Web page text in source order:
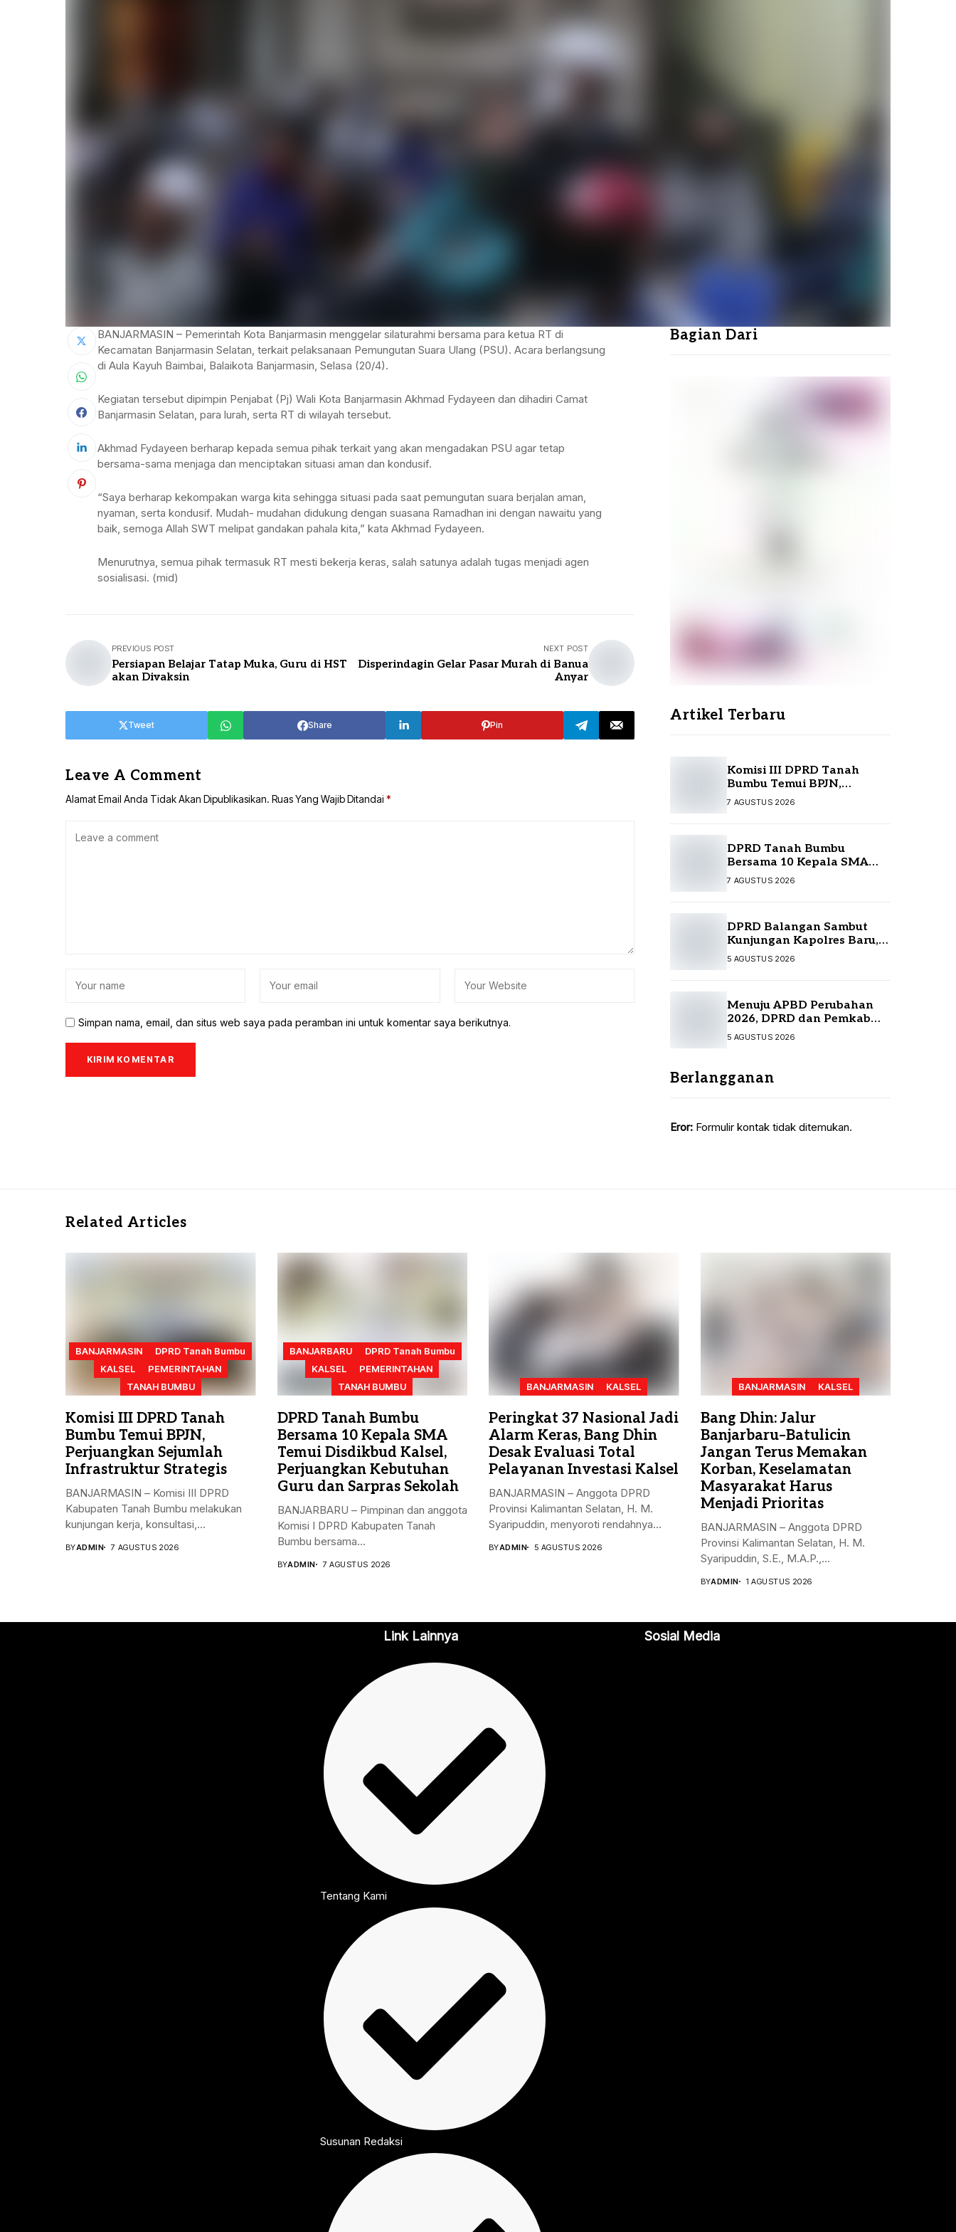
BANJARMASIN – Pemerintah Kota Banjarmasin menggelar silaturahmi bersama para ketua RT di
Kecamatan Banjarmasin Selatan, terkait pelaksanaan Pemungutan Suara Ulang (PSU). Acara berlangsung
di Aula Kayuh Baimbai, Balaikota Banjarmasin, Selasa (20/4).
Kegiatan tersebut dipimpin Penjabat (Pj) Wali Kota Banjarmasin Akhmad Fydayeen dan dihadiri Camat
Banjarmasin Selatan, para lurah, serta RT di wilayah tersebut.
Akhmad Fydayeen berharap kepada semua pihak terkait yang akan mengadakan PSU agar tetap
bersama-sama menjaga dan menciptakan situasi aman dan kondusif.
“Saya berharap kekompakan warga kita sehingga situasi pada saat pemungutan suara berjalan aman,
nyaman, serta kondusif. Mudah- mudahan didukung dengan suasana Ramadhan ini dengan nawaitu yang
baik, semoga Allah SWT melipat gandakan pahala kita,” kata Akhmad Fydayeen.
Menurutnya, semua pihak termasuk RT mesti bekerja keras, salah satunya adalah tugas menjadi agen
sosialisasi. (mid)
PREVIOUS POST
Persiapan Belajar Tatap Muka, Guru di HST
akan Divaksin
NEXT POST
Disperindagin Gelar Pasar Murah di Banua
Anyar
Share
Tweet Pin
Leave A Comment
Alamat Email Anda Tidak Akan Dipublikasikan. Ruas Yang Wajib Ditandai *
Simpan nama, email, dan situs web saya pada peramban ini untuk komentar saya berikutnya.
Bagian Dari
Artikel Terbaru
Komisi III DPRD Tanah
Bumbu Temui BPJN,
Perjuangkan Sejumlah
7 AGUSTUS 2026
DPRD Tanah Bumbu
Bersama 10 Kepala SMA
Temui Disdikbud Kalsel,
7 AGUSTUS 2026
DPRD Balangan Sambut
Kunjungan Kapolres Baru,
Perkuat Sinergi
5 AGUSTUS 2026
Menuju APBD Perubahan
2026, DPRD dan Pemkab
Tanah Bumbu Resmi
5 AGUSTUS 2026
Berlangganan
Eror: Formulir kontak tidak ditemukan.
Related Articles
BANJARMASIN
DPRD Tanah Bumbu
KALSEL
PEMERINTAHAN
TANAH BUMBU
Komisi III DPRD Tanah
Bumbu Temui BPJN,
Perjuangkan Sejumlah
Infrastruktur Strategis
BANJARMASIN – Komisi III DPRD
Kabupaten Tanah Bumbu melakukan
kunjungan kerja, konsultasi,...
BYADMIN 7 AGUSTUS 2026
BANJARBARU
DPRD Tanah Bumbu
KALSEL
PEMERINTAHAN
TANAH BUMBU
DPRD Tanah Bumbu
Bersama 10 Kepala SMA
Temui Disdikbud Kalsel,
Perjuangkan Kebutuhan
Guru dan Sarpras Sekolah
BANJARBARU – Pimpinan dan anggota
Komisi I DPRD Kabupaten Tanah
Bumbu bersama...
BYADMIN 7 AGUSTUS 2026
BANJARMASIN KALSEL
Peringkat 37 Nasional Jadi
Alarm Keras, Bang Dhin
Desak Evaluasi Total
Pelayanan Investasi Kalsel
BANJARMASIN – Anggota DPRD
Provinsi Kalimantan Selatan, H. M.
Syaripuddin, menyoroti rendahnya...
BYADMIN 5 AGUSTUS 2026
BANJARMASIN KALSEL
Bang Dhin: Jalur
Banjarbaru–Batulicin
Jangan Terus Memakan
Korban, Keselamatan
Masyarakat Harus
Menjadi Prioritas
BANJARMASIN – Anggota DPRD
Provinsi Kalimantan Selatan, H. M.
Syaripuddin, S.E., M.A.P.,...
BYADMIN 1 AGUSTUS 2026
Link Lainnya
Tentang Kami
Susunan Redaksi
Sosial Media